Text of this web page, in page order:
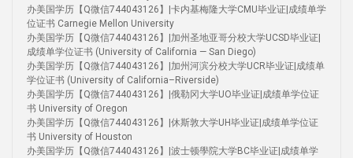
办美国学历【Q微信744043126】|卡内基梅隆大学CMU毕业证|成绩单学
位证书 Carnegie Mellon University
办美国学历【Q微信744043126】|加州圣地亚哥分校大学UCSD毕业证|
成绩单学位证书 (University of California — San Diego)
办美国学历【Q微信744043126】|加州河滨分校大学UCR毕业证|成绩单
学位证书 (University of California–Riverside)
办美国学历【Q微信744043126】|俄勒冈大学UO毕业证|成绩单学位证
书 University of Oregon
办美国学历【Q微信744043126】|休斯敦大学UH毕业证|成绩单学位证
书 University of Houston
办美国学历【Q微信744043126】|波士顿學院大学BC毕业证|成绩单学